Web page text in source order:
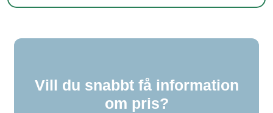
Vill du snabbt få information
om pris?